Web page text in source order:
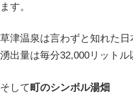
ます。
草津温泉は言わずと知れた
湧出量は毎分32,000リットル
そして町のシンボル湯畑